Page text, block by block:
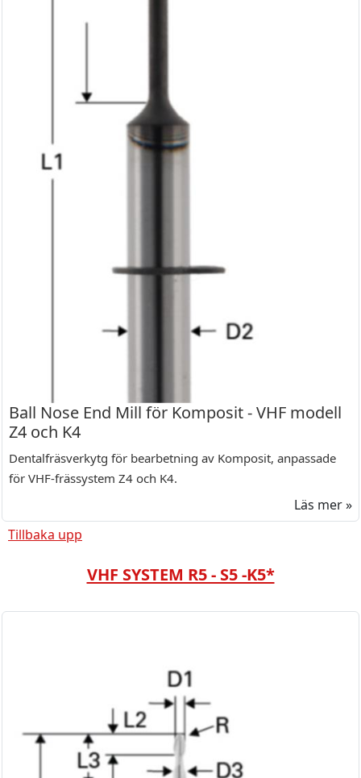
Ball Nose End Mill för Komposit - VHF modell
Z4 och K4
Dentalfräsverkytg för bearbetning av Komposit, anpassade
för VHF-frässystem Z4 och K4.
Läs mer »
Tillbaka upp
VHF SYSTEM R5 - S5 -K5*